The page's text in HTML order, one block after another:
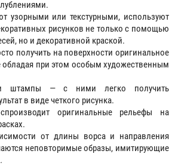
узорными или текстурными, используют
рисунков не только с помощью
но и декоративной краской.
получить на поверхности оригинальное
обладая при этом особым художественным
штампы — с ними легко получить
в виде четкого рисунка.
оригинальные рельефы на
от длины ворса и направления
неповторимые образы, имитирующие